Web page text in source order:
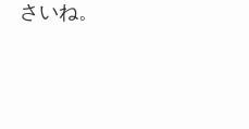
さいね。